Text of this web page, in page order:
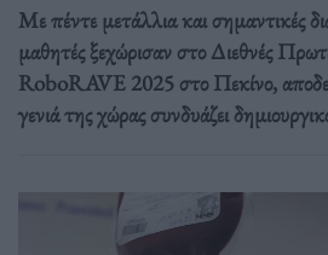
Με πέντε μετάλλια και σημαντικές
μαθητές ξεχώρισαν στο Διεθνές
RoboRAVE 2025 στο Πεκίνο,
γενιά της χώρας συνδυάζει